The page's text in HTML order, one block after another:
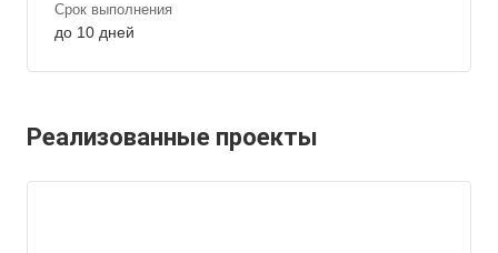
Срок выполнения
до 10 дней
Реализованные проекты